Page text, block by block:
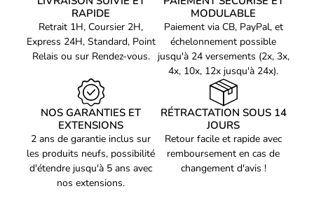
Marque du chipset :AMD
maximale
Mémoire sans tampon
Oui
Mémoire interne
maximale par
64 Go
Contrôleur de stockage
Types de lecteurs de
stockage pris en charge
Interfaces de lecteur de
stockage prises en
charge
M.2, PCI Express 3.0, PCI
Express 4.0, SATA III
RAPIDE
Retrait 1H, Coursier 2H,
Express 24H, Standard, Point
Relais ou sur Rendez-vous.
MODULABLE
Paiement via CB, PayPal, et
échelonnement possible
jusqu'à 24 versements (2x, 3x,
4x, 10x, 12x jusqu'à 24x).
NOS GARANTIES ET
EXTENSIONS
2 ans de garantie inclus sur
les produits neufs, possibilité
d'étendre jusqu'à 5 ans avec
nos extensions.
RÉTRACTATION SOUS 14
JOURS
Retour facile et rapide avec
remboursement en cas de
changement d'avis !